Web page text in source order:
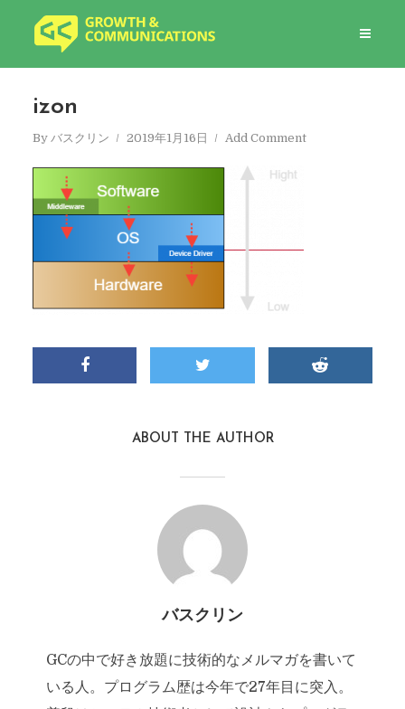
izon
By バスクリン 2019年1月16日 Add Comment
ABOUT THE AUTHOR
バスクリン
GCの中で好き放題に技術的なメルマガを書いて
いる人。プログラム歴は今年で27年目に突入。